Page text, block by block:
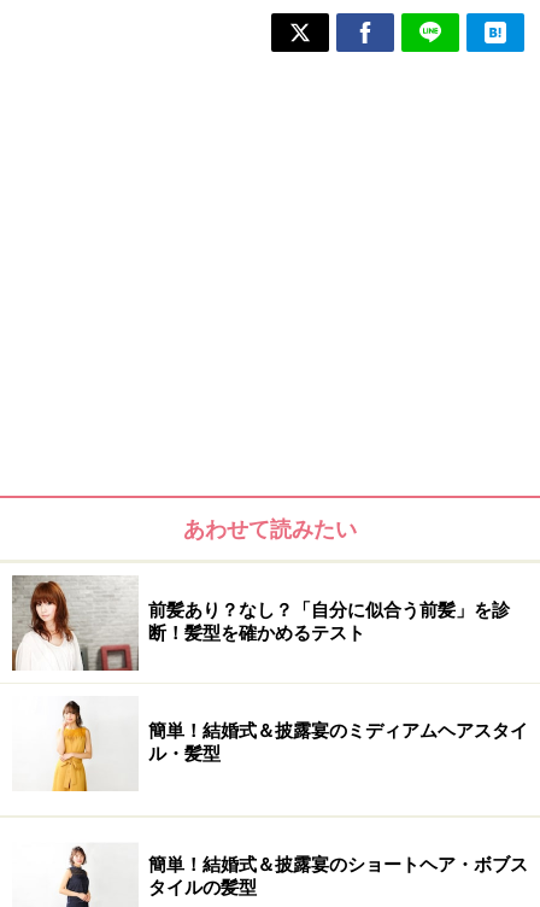
あわせて読みたい
前髪あり？なし？「自分に似合う前髪」を診
断！髪型を確かめるテスト
簡単！結婚式＆披露宴のミディアムヘアスタイ
ル・髪型
簡単！結婚式＆披露宴のショートヘア・ボブス
タイルの髪型